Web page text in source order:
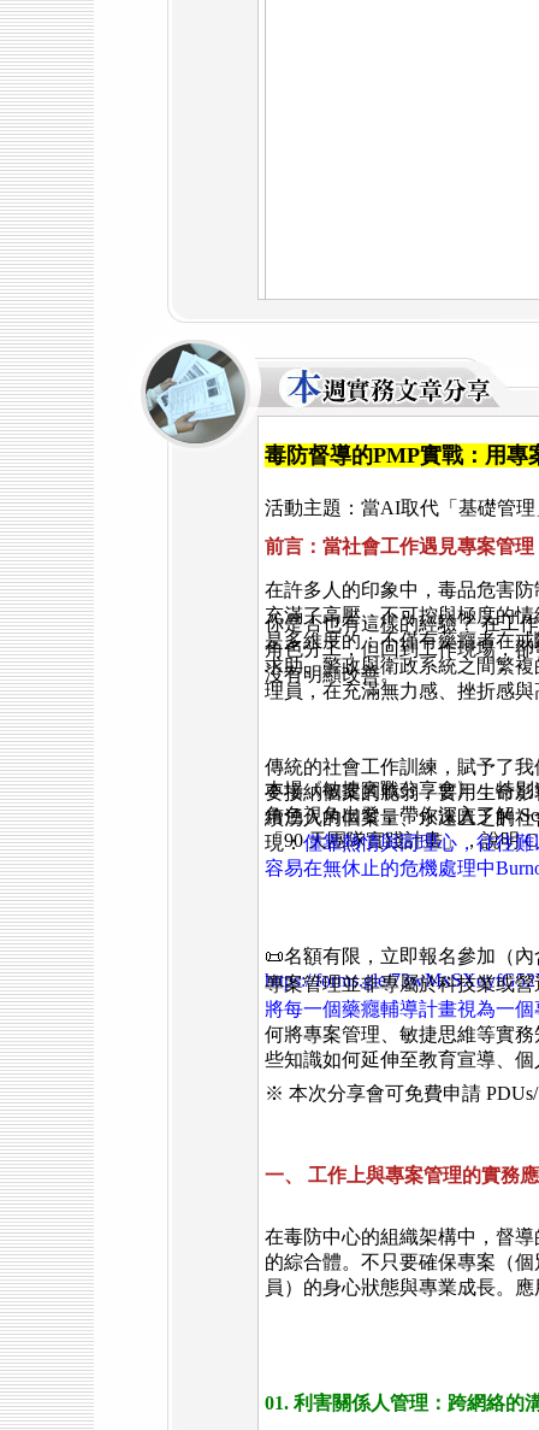
活動主題：當AI取代「基礎管
你是否也有這樣的經驗？在工
角色分工，但回到工作現場，
沒有明顯改善。
本場《敏捷實戰分享會》，特
角色視角出發，帶你深入了解
「90 天團隊實踐計畫」，說明
📜名額有限，立即報名參加（
https://forms.gle/
※ 本次分享會可免費申請
毒防督導的PMP實戰：用專
前言：當社會工作遇見專案管理
在許多人的印象中，毒品危害
充滿了高壓、不可控與極度的
是多維度的：不僅有藥癮者在
求助、警政與衛政系統之間繁
理員，在充滿無力感、挫折感
傳統的社會工作訓練，賦予了
要接納個案的脆弱，要用生命
續湧入的個案量、永遠匱乏的
現：僅靠熱情與同理心，往往
容易在無休止的危機處理中
專案管理並非專屬於科技業或
將每一個藥癮輔導計畫視為一
何將專案管理、敏捷思維等實
些知識如何延伸至教育宣導、
一、 工作上與專案管理的實務
在毒防中心的組織架構中，督
的綜合體。不只要確保專案（
員）的身心狀態與專業成長。
01. 利害關係人管理：跨網絡的